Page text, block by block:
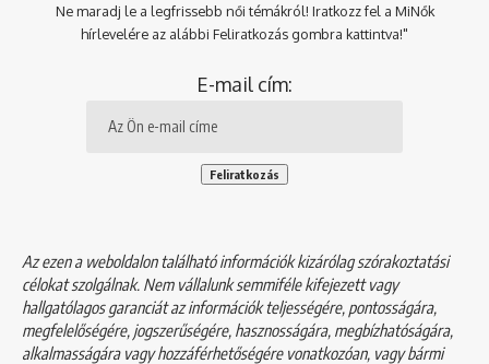
Ne maradj le a legfrissebb női témákról! Iratkozz fel a MiNők
hírlevelére az alábbi Feliratkozás gombra kattintva!"
E-mail cím:
Az ezen a weboldalon található információk kizárólag szórakoztatási
célokat szolgálnak. Nem vállalunk semmiféle kifejezett vagy
hallgatólagos garanciát az információk teljességére, pontosságára,
megfelelőségére, jogszerűségére, hasznosságára, megbízhatóságára,
alkalmasságára vagy hozzáférhetőségére vonatkozóan, vagy bármi